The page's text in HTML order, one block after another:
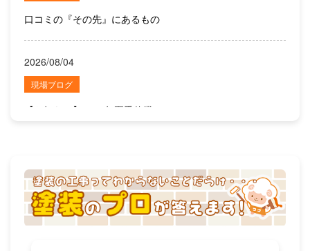
口コミの『その先』にあるもの
2026/08/04
現場ブログ
【お知らせ】2026年夏季休業について
現場ブログ
「ケレン」「シーラー」それって何？塗装の専門用語、解説
します！